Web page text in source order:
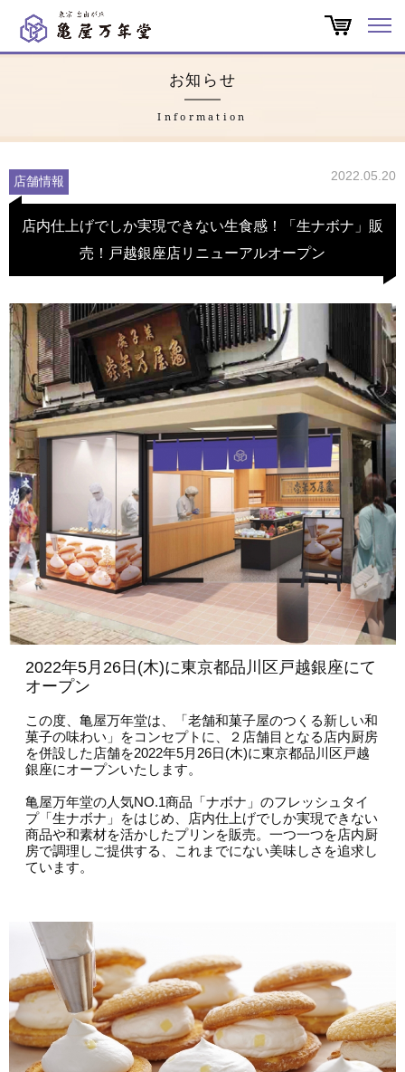
特集
会社概要
よくある質問
会員募集
お問い合わせ
お知らせ
Information
店舗情報 2022.05.20
店内仕上げでしか実現できない生食感！「生ナボナ」販
売！戸越銀座店リニューアルオープン
2022年5月26日(木)に東京都品川区戸越銀座にて
オープン
この度、亀屋万年堂は、「老舗和菓子屋のつくる新しい和
菓子の味わい」をコンセプトに、２店舗目となる店内厨房
を併設した店舗を2022年5月26日(木)に東京都品川区戸越
銀座にオープンいたします。
亀屋万年堂の人気NO.1商品「ナボナ」のフレッシュタイ
プ「生ナボナ」をはじめ、店内仕上げでしか実現できない
商品や和素材を活かしたプリンを販売。一つ一つを店内厨
房で調理しご提供する、これまでにない美味しさを追求し
ています。